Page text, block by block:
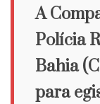
A
Polícia
Bahia
para